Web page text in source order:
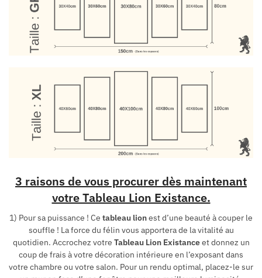
3 raisons de vous procurer dès maintenant
votre Tableau Lion Existance.
1) Pour sa puissance ! Ce tableau lionest d’une beauté à couper le
souffle ! La force du félin vous apportera de la vitalité au
quotidien. Accrochez votre Tableau Lion Existanceet donnez un
coup de frais à votre décoration intérieure en l’exposant dans
votre chambre ou votre salon. Pour un rendu optimal, placez-le sur